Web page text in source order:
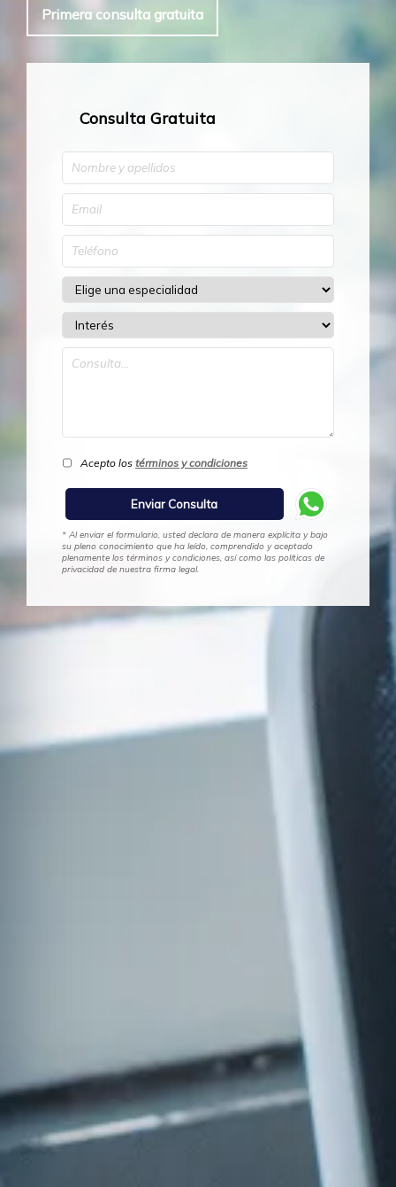
Primera consulta gratuita
Consulta Gratuita
Acepto los términos y condiciones
* Al enviar el formulario, usted declara de manera explícita y bajo
su pleno conocimiento que ha leído, comprendido y aceptado
plenamente los términos y condiciones, así como las políticas de
privacidad de nuestra firma legal.